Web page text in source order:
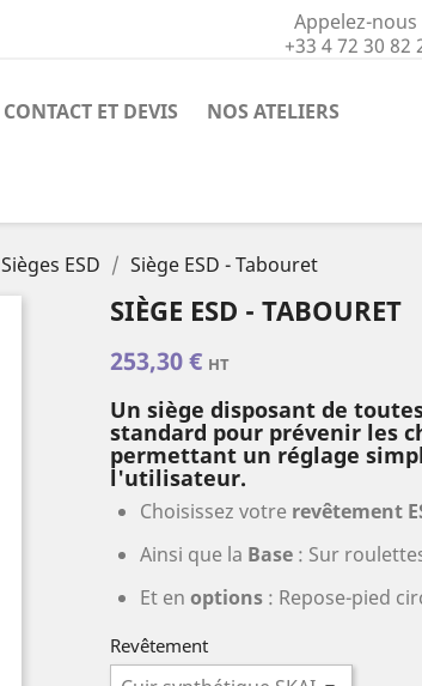
Appelez-nous
+33 4 72 30 82
CONTACT ET DEVIS NOS ATELIERS
Sièges ESD Siège ESD - Tabouret
SIÈGE ESD - TABOURET
253,30 € HT
Un siège disposant de
standard pour prévenir les
permettant un réglage
l'utilisateur.
Choisissez votre revêtement
Ainsi que la Base : Sur
Et en options : Repose-pied
Revêtement